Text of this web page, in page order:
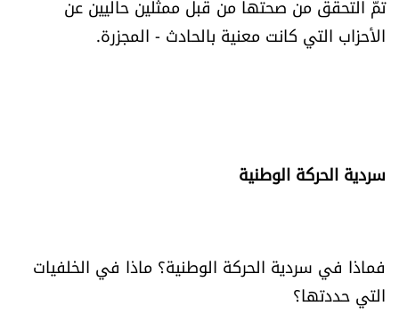
تمّ التحقق من صحتها من قبل ممثلين حاليين عن
الأحزاب التي كانت معنية بالحادث - المجزرة.
سردية الحركة الوطنية
فماذا في سردية الحركة الوطنية؟ ماذا في الخلفيات
التي حددتها؟